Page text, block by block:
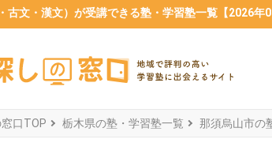
古文・漢文）が受講できる塾・学習塾一覧【2026年
口TOP 栃木県の塾・学習塾一覧 那須烏山市の